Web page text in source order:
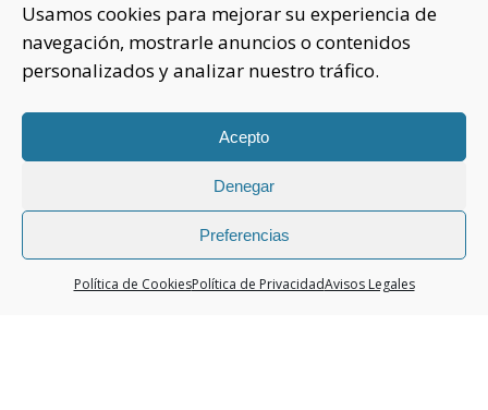
Usamos cookies para mejorar su experiencia de
navegación, mostrarle anuncios o contenidos
personalizados y analizar nuestro tráfico.
Acepto
Denegar
Preferencias
Política de CookiesPolítica de PrivacidadAvisos Legales
Sobre nosotros
Aviso Legal
Política de Privacidad
Política Cookies
CONTACTAR
925 508 922
dhelia@dhelia.es